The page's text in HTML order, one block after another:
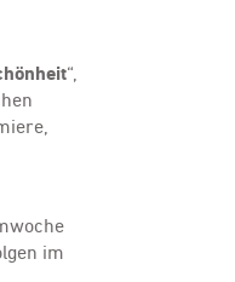
“,
im